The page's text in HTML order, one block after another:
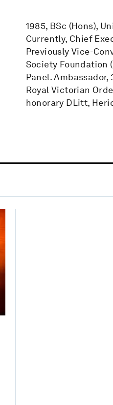
1985, BSc (Hons),
Currently, Chief
Previously Vice-
Society Foundation
Panel.
Royal Victorian
honorary DLitt,